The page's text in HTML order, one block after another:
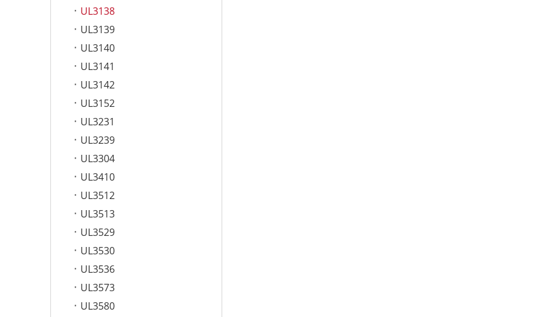
UL3138
UL3139
UL3140
UL3141
UL3142
UL3152
UL3231
UL3239
UL3304
UL3410
UL3512
UL3513
UL3529
UL3530
UL3536
UL3573
UL3580